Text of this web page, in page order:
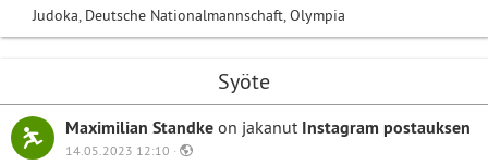
Judoka, Deutsche Nationalmannschaft, Olympia
Syöte
Maximilian Standke on jakanut Instagram postauksen
14.05.2023 12:10 ·